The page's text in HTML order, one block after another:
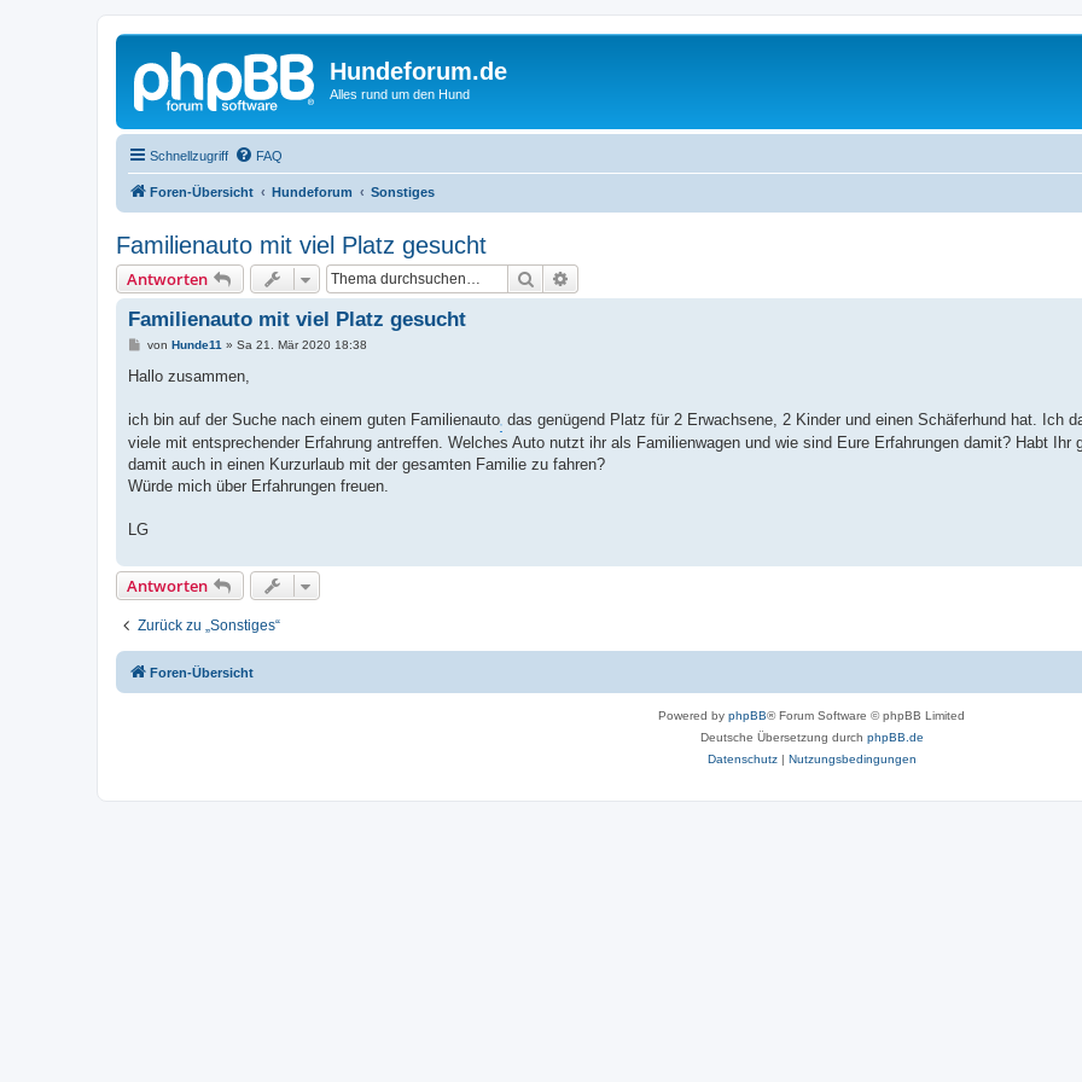
Hundeforum.de
Alles rund um den Hund
Schnellzugriff FAQ
Foren-Übersicht Hundeforum Sonstiges
Familienauto mit viel Platz gesucht
Antworten Suche
Familienauto mit viel Platz gesucht
B
i
a
von Hunde11 » Sa 21. Mär 2020 18:38
Hallo zusammen,
ich bin auf der Suche nach einem guten Familienauto das genügend Platz für 2 Erwachsene, 2 Kinder und einen Schäferhund hat. Ich
viele mit entsprechender Erfahrung antreffen. Welches Auto nutzt ihr als Familienwagen und wie sind Eure Erfahrungen damit? Habt Ihr
damit auch in einen Kurzurlaub mit der gesamten Familie zu fahren?
Würde mich über Erfahrungen freuen.
LG
Antworten
Zurück zu „Sonstiges“
Foren-Übersicht
Powered by phpBB® Forum Software © phpBB Limited
Deutsche Übersetzung durch phpBB.de
Datenschutz| Nutzungsbedingungen